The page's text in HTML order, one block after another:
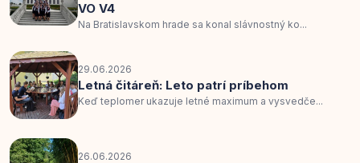
VO V4
Na Bratislavskom hrade sa konal slávnostný ko...
29.06.2026
Letná čitáreň: Leto patrí príbehom
Keď teplomer ukazuje letné maximum a vysvedče...
26.06.2026